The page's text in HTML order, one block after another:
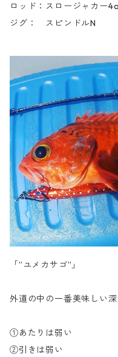
ロッド：スロージャカー
ジグ： スピンドルN
「”ユメカサゴ”」
外道の中の一番美味しい
①あたりは弱い
②引きは弱い